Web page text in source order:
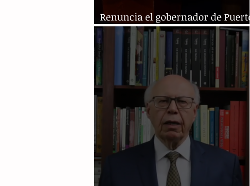
Renuncia el gobernador de Puerto
Rico Ricardo Rosselló